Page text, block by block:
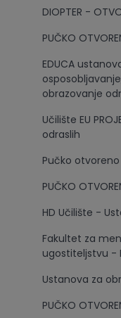
DIOPTER -
PUČKO
EDUCA
obrazovanje
Učilište EU
odraslih
Pučko
PUČKO
HD Učilište -
Fakultet za
ugostiteljstvu -
Ustanova za
PUČKO